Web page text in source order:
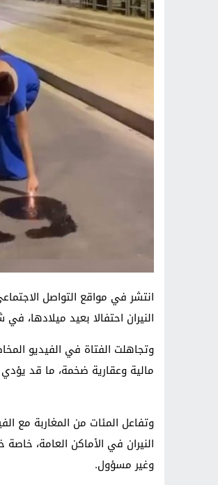
انتشر في مواقع التواصل
النيران احتفالا بعيد ميلادها،
وتجاهلت الفتاة في الفيديو
مالية وعقارية ضخمة، ما قد
وتفاعل المئات من المغاربة مع
النيران في الأماكن العامة،
وغير مسؤول.